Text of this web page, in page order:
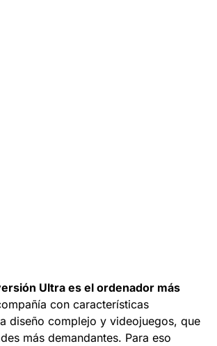
Ultra es el ordenador más
con características
diseño complejo y videojuegos, que
más demandantes. Para eso